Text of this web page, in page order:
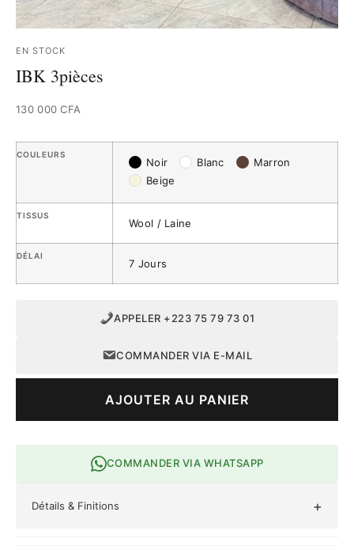
EN STOCK
IBK 3pièces
130 000CFA
COULEURS
Noir Blanc
Marron
Beige
TISSUS
Wool / Laine
DÉLAI
7 Jours
APPELER +223 75 79 73 01
COMMANDER VIA E-MAIL
AJOUTER AU PANIER
COMMANDER VIA WHATSAPP
Détails & Finitions +